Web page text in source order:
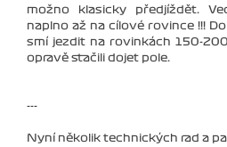
možno klasicky předjíždět.
naplno až na cílové rovince !!!
smí jezdit na rovinkách 150-
opravě stačili dojet pole.
---
Nyní několik technických rad a